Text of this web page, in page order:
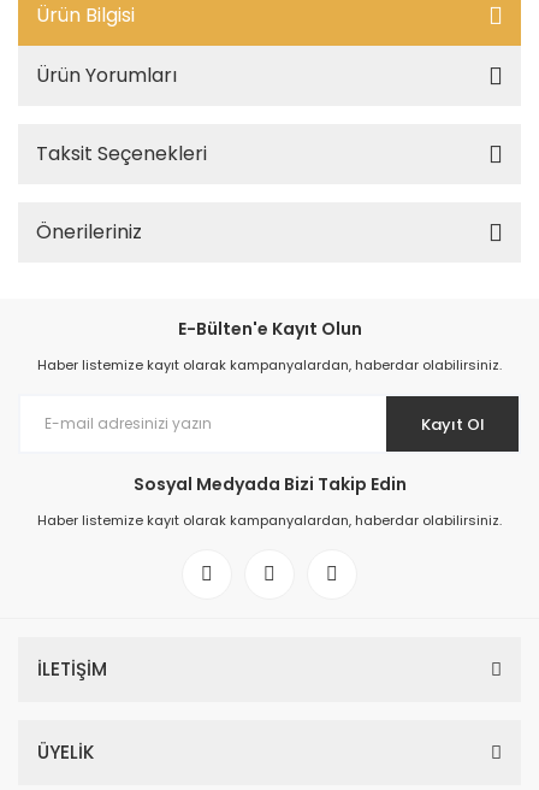
Ürün Bilgisi
Ürün Yorumları
Taksit Seçenekleri
Önerileriniz
E-Bülten'e Kayıt Olun
Haber listemize kayıt olarak kampanyalardan, haberdar olabilirsiniz.
Kayıt Ol
Sosyal Medyada Bizi Takip Edin
Haber listemize kayıt olarak kampanyalardan, haberdar olabilirsiniz.
İLETİŞİM
ÜYELİK